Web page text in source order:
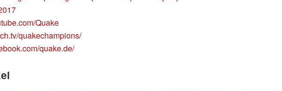
Quake
quakechampions/
quake.de/